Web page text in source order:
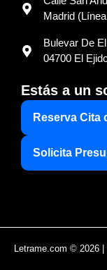
Madrid
Bulevar De
04700 El
Estás a un
Reserva Cita
Solicita
Letrame.com © 2026